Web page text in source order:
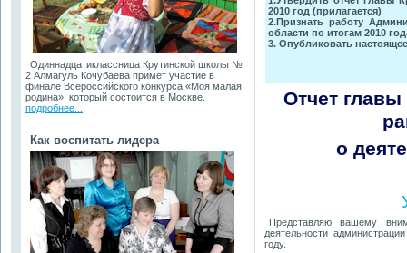
Одиннадцатиклассница Крутинской школы №
2 Алмагуль Кочубаева примет участие в
финале Всероссийского конкурса «Моя малая
родина», который состоится в Москве.
подробнее...
Как воспитать лидера
2010 год (прилагается)
2.Признать работу
области по итогам 2010
3. Опубликовать
Отчет
о
Представляю вашему
деятельности
году.